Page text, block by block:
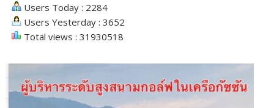
Users Today : 2284
Users Yesterday : 3652
Total views : 31930518